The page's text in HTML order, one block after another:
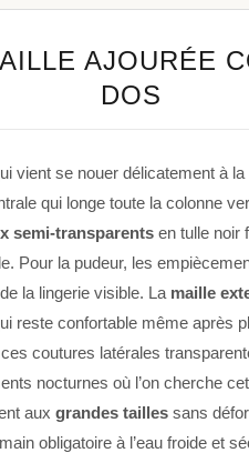
AJOURÉE
DOS
vient se nouer délicatement à
qui longe toute la colonne
semi-transparents en tulle noir
Pour la pudeur, les
la lingerie visible. La maille
reste confortable même après
coutures latérales
nocturnes où l’on cherche
aux grandes tailles sans
obligatoire à l’eau froide et